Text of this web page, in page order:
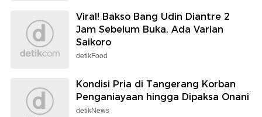
Viral! Bakso Bang Udin Diantre 2
Jam Sebelum Buka, Ada Varian
Saikoro
detikFood
Kondisi Pria di Tangerang Korban
Penganiayaan hingga Dipaksa Onani
detikNews